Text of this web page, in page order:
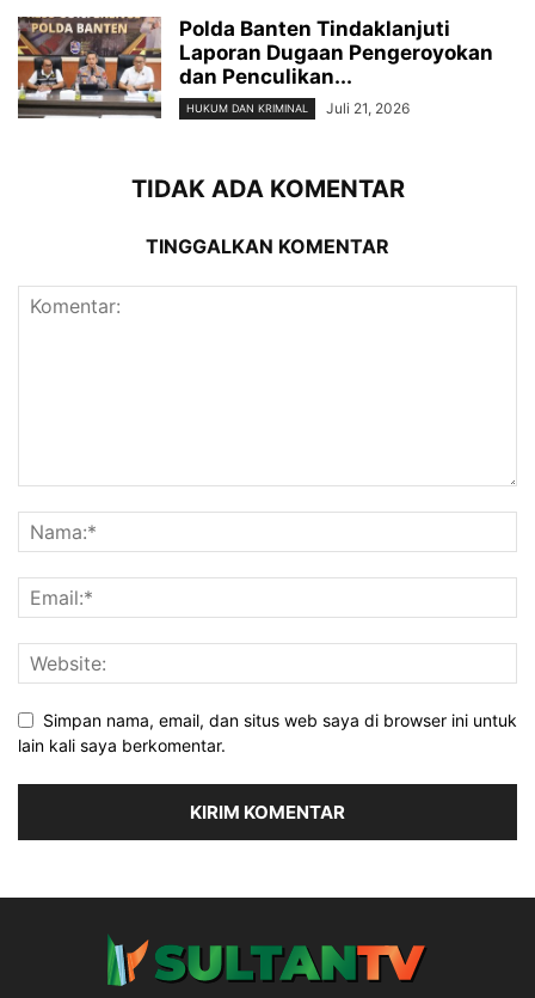
Polda Banten Tindaklanjuti
Laporan Dugaan Pengeroyokan
dan Penculikan...
HUKUM DAN KRIMINAL Juli 21, 2026
TIDAK ADA KOMENTAR
TINGGALKAN KOMENTAR
Simpan nama, email, dan situs web saya di browser ini untuk
lain kali saya berkomentar.